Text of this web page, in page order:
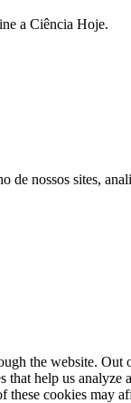
a Ciência Hoje.
nossos sites,
the website. Out
help us
cookies may